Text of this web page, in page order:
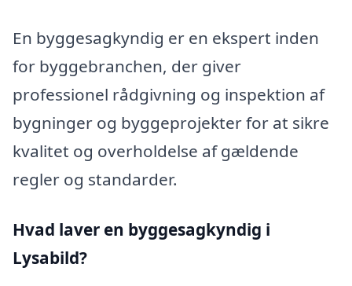
En byggesagkyndig er en ekspert inden
for byggebranchen, der giver
professionel rådgivning og inspektion af
bygninger og byggeprojekter for at sikre
kvalitet og overholdelse af gældende
regler og standarder.
Hvad laver en byggesagkyndig i
Lysabild?